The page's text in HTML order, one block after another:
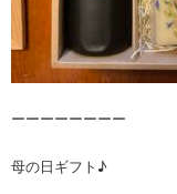
ーーーーーーーー
母の日ギフト♪